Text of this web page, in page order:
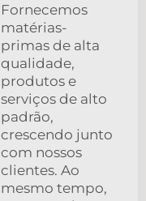
Fornecemos
matérias-
primas de alta
qualidade,
produtos e
serviços de alto
padrão,
crescendo junto
com nossos
clientes. Ao
mesmo tempo,